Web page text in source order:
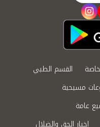
instagram
القسم الطبي
مسيحية
عامة
اخبار الحق والضلال